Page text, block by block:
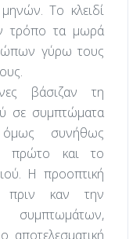
Το κλειδί
τρόπο τα μωρά
γύρω τους
βάσιζαν τη
σε συμπτώματα
συνήθως
πρώτο και το
Η προοπτική
πριν καν την
αποτελεσματική